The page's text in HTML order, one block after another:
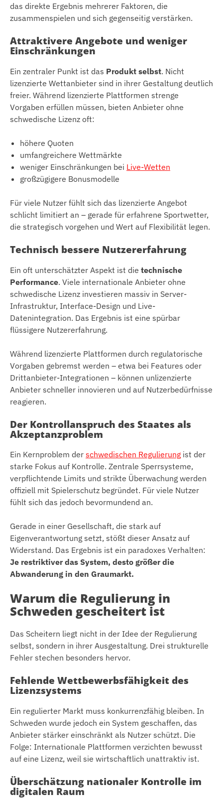
das direkte Ergebnis mehrerer Faktoren, die
zusammenspielen und sich gegenseitig verstärken.
Attraktivere Angebote und weniger
Einschränkungen
Ein zentraler Punkt ist das Produkt selbst. Nicht
lizenzierte Wettanbieter sind in ihrer Gestaltung deutlich
freier. Während lizenzierte Plattformen strenge
Vorgaben erfüllen müssen, bieten Anbieter ohne
schwedische Lizenz oft:
höhere Quoten
umfangreichere Wettmärkte
weniger Einschränkungen bei Live-Wetten
großzügigere Bonusmodelle
Für viele Nutzer fühlt sich das lizenzierte Angebot
schlicht limitiert an – gerade für erfahrene Sportwetter,
die strategisch vorgehen und Wert auf Flexibilität legen.
Technisch bessere Nutzererfahrung
Ein oft unterschätzter Aspekt ist die technische
Performance. Viele internationale Anbieter ohne
schwedische Lizenz investieren massiv in Server-
Infrastruktur, Interface-Design und Live-
Datenintegration. Das Ergebnis ist eine spürbar
flüssigere Nutzererfahrung.
Während lizenzierte Plattformen durch regulatorische
Vorgaben gebremst werden – etwa bei Features oder
Drittanbieter-Integrationen – können unlizenzierte
Anbieter schneller innovieren und auf Nutzerbedürfnisse
reagieren.
Der Kontrollanspruch des Staates als
Akzeptanzproblem
Ein Kernproblem der schwedischen Regulierung ist der
starke Fokus auf Kontrolle. Zentrale Sperrsysteme,
verpflichtende Limits und strikte Überwachung werden
offiziell mit Spielerschutz begründet. Für viele Nutzer
fühlt sich das jedoch bevormundend an.
Gerade in einer Gesellschaft, die stark auf
Eigenverantwortung setzt, stößt dieser Ansatz auf
Widerstand. Das Ergebnis ist ein paradoxes Verhalten:
Je restriktiver das System, desto größer die
Abwanderung in den Graumarkt.
Warum die Regulierung in
Schweden gescheitert ist
Das Scheitern liegt nicht in der Idee der Regulierung
selbst, sondern in ihrer Ausgestaltung. Drei strukturelle
Fehler stechen besonders hervor.
Fehlende Wettbewerbsfähigkeit des
Lizenzsystems
Ein regulierter Markt muss konkurrenzfähig bleiben. In
Schweden wurde jedoch ein System geschaffen, das
Anbieter stärker einschränkt als Nutzer schützt. Die
Folge: Internationale Plattformen verzichten bewusst
auf eine Lizenz, weil sie wirtschaftlich unattraktiv ist.
Überschätzung nationaler Kontrolle im
digitalen Raum